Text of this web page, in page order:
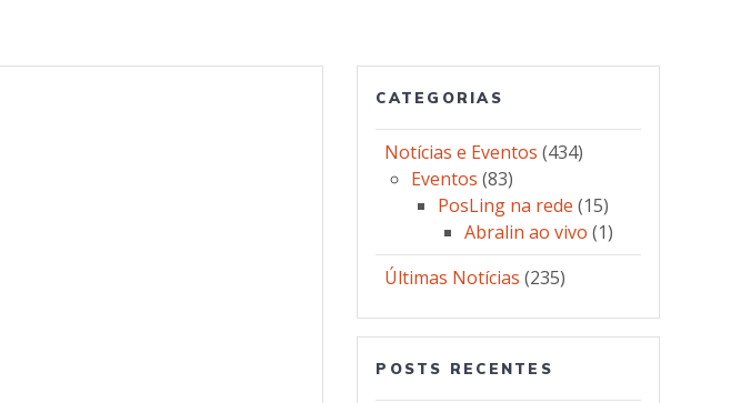
CATEGORIAS
Notícias e Eventos (434)
Eventos (83)
PosLing na rede (15)
Abralin ao vivo (1)
Últimas Notícias (235)
POSTS RECENTES